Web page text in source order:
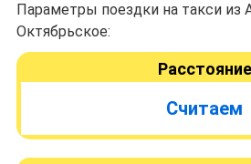
Параметры поездки на такси из
Октябрьское:
Расстояние
Считаем